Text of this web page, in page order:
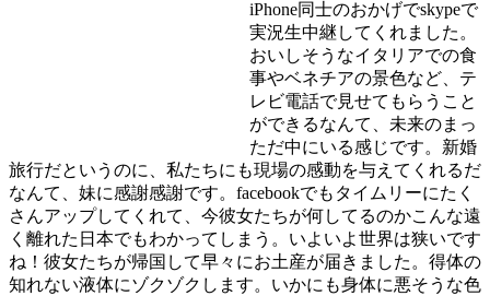
iPhone同士のおかげでskypeで
実況生中継してくれました。
おいしそうなイタリアでの食
事やベネチアの景色など、テ
レビ電話で見せてもらうこと
ができるなんて、未来のまっ
ただ中にいる感じです。新婚
旅行だというのに、私たちにも現場の感動を与えてくれるだ
なんて、妹に感謝感謝です。facebookでもタイムリーにたく
さんアップしてくれて、今彼女たちが何してるのかこんな遠
く離れた日本でもわかってしまう。いよいよ世界は狭いです
ね！彼女たちが帰国して早々にお土産が届きました。得体の
知れない液体にゾクゾクします。いかにも身体に悪そうな色